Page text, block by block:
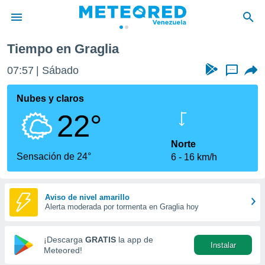
de
ha
calidad.
a este
las
y
forma
digital
basada
Tiempo en Graglia
07:57 Sábado ...
Nubes y claros
22°
Sensación de 24°
Norte
6
16 km/h
Aviso de nivel amarillo
Alerta moderada por tormenta en Graglia hoy
¡Descarga GRATIS la app de
Meteored!
Instalar